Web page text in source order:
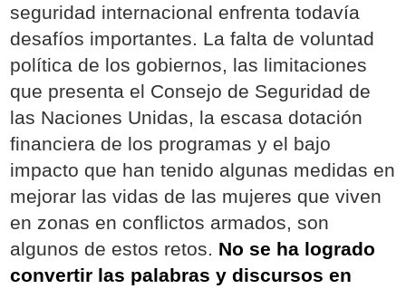
seguridad internacional enfrenta todavía
desafíos importantes. La falta de voluntad
política de los gobiernos, las limitaciones
que presenta el Consejo de Seguridad de
las Naciones Unidas, la escasa dotación
financiera de los programas y el bajo
impacto que han tenido algunas medidas en
mejorar las vidas de las mujeres que viven
en zonas en conflictos armados, son
algunos de estos retos. No se ha logrado
convertir las palabras y discursos en